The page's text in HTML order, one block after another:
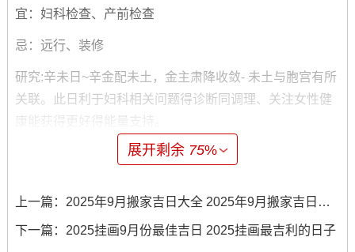
宜：妇科检查、产前检查
忌：远行、装修
研究:辛未日~辛金配未土，金主肃降收敛- 未土与胞宫有所
关联。此日利于妇科相关问题得诊断同调理、关注女性健
当日饮食宜清淡 -避免辛辣激起之物。
宜:皮肤科治疗、调理
展开剩余 75%
上一篇： 2025年9月搬家吉日大全 2025年9月搬家吉日吉时
下一篇： 2025挂画9月份最佳吉日 2025挂画最吉利的日子